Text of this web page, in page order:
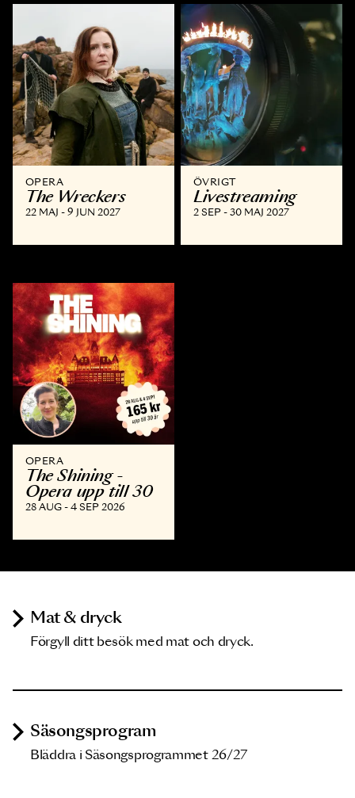
OPERA
The Wreckers
22 MAJ - 9 JUN 2027
ÖVRIGT
Livestreaming
2 SEP - 30 MAJ 2027
OPERA
The Shining -
Opera upp till 30
28 AUG - 4 SEP 2026
Mat & dryck
Förgyll ditt besök med mat och dryck.
Säsongsprogram
Bläddra i Säsongsprogrammet 26/27